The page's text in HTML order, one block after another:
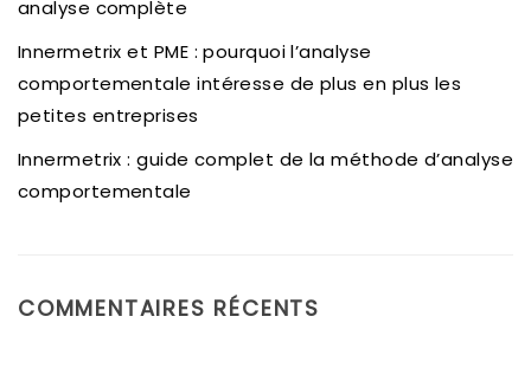
analyse complète
Innermetrix et PME : pourquoi l’analyse
comportementale intéresse de plus en plus les
petites entreprises
Innermetrix : guide complet de la méthode d’analyse
comportementale
COMMENTAIRES RÉCENTS